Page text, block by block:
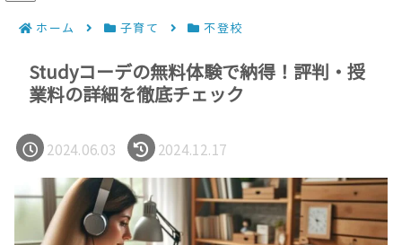
ホーム 子育て 不登校
Studyコーデの無料体験で納得！評判・授
業料の詳細を徹底チェック
2024.06.03 2024.12.17